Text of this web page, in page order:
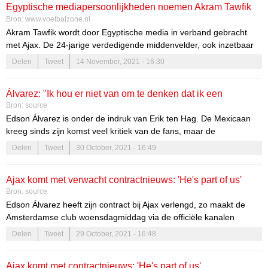
was in eerste instantie al goed voor twee assists. Vervolgens, nadat
Cambuur terugkwam naar 2-2, besloot het talent in de 90e minuut
verwoestend uit te halen. Van grote afstand wist Gravenberch het
doel te vinden en zo voor Ajax drie punten te redden.
Egyptische mediapersoonlijkheden noemen Akram Tawfik
en Ajax in één adem
Bron: www.voetbalzone.nl
Akram Tawfik wordt door Egyptische media in verband gebracht
met Ajax. De 24-jarige verdedigende middenvelder, ook inzetbaar
als centrale middenvelder en rechtsback, is een basisspeler bij de
Egyptische grootmacht Al-Ahly en speelde dit jaar zijn eerste vier
Delen Tweet 14 November, 2021 - 16:30
Álvarez: "Ik hou er niet van om te denken dat ik een
sleutelrol heb"
Bron: source
Edson Álvarez is onder de indruk van Erik ten Hag. De Mexicaan
kreeg sinds zijn komst veel kritiek van de fans, maar de
oefenmeester bleef in de Mexicaan geloven. Inmiddels is hij
onomstreden basisspeler. De controlerende middenvelder is
Delen Tweet 30 October, 2021 - 16:49
Ajax komt met verwacht contractnieuws: 'He's part of us'
Bron: source
Edson Álvarez heeft zijn contract bij Ajax verlengd, zo maakt de
Amsterdamse club woensdagmiddag via de officiële kanalen
wereldkundig. De Mexicaanse verdedigende middenvelder ligt nu
tot medio 2025 vast in de Johan Cruijff ArenA. Het vorige contract
Delen Tweet 29 October, 2021 - 16:48
Ajax komt met contractnieuws: 'He's part of us'